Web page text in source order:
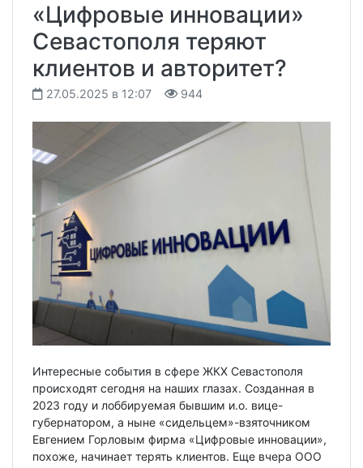
«Цифровые инновации»
Севастополя теряют
клиентов и авторитет?
27.05.2025 в 12:07 944
Интересные события в сфере ЖКХ Севастополя
происходят сегодня на наших глазах. Созданная в
2023 году и лоббируемая бывшим и.о. вице-
губернатором, а ныне «сидельцем»-взяточником
Евгением Горловым фирма «Цифровые инновации»,
похоже, начинает терять клиентов. Еще вчера ООО